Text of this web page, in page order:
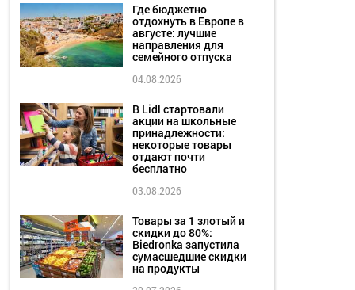
Где бюджетно
отдохнуть в Европе в
августе: лучшие
направления для
семейного отпуска
04.08.2026
В Lidl стартовали
акции на школьные
принадлежности:
некоторые товары
отдают почти
бесплатно
03.08.2026
Товары за 1 злотый и
скидки до 80%:
Biedronka запустила
сумасшедшие скидки
на продукты